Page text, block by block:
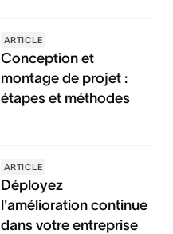
ARTICLE
Conception et
montage de projet :
étapes et méthodes
ARTICLE
Déployez
l'amélioration continue
dans votre entreprise